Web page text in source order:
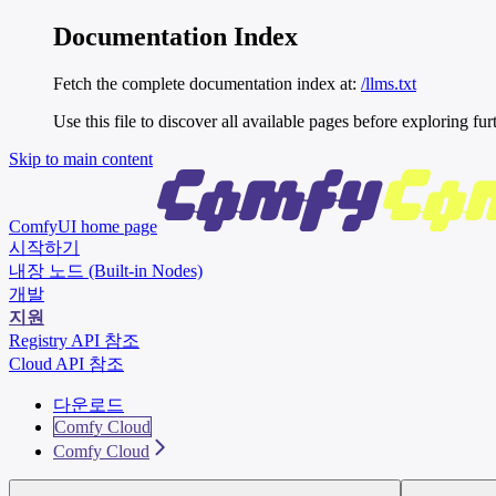
Documentation Index
Fetch the complete documentation index at: /llms.txt
Use this file to discover all available pages before exploring
Skip to main content
ComfyUI home page
시작하기
내장 노드 (Built-in Nodes)
개발
지원
Registry API 참조
Cloud API 참조
다운로드
Comfy Cloud
Comfy Cloud